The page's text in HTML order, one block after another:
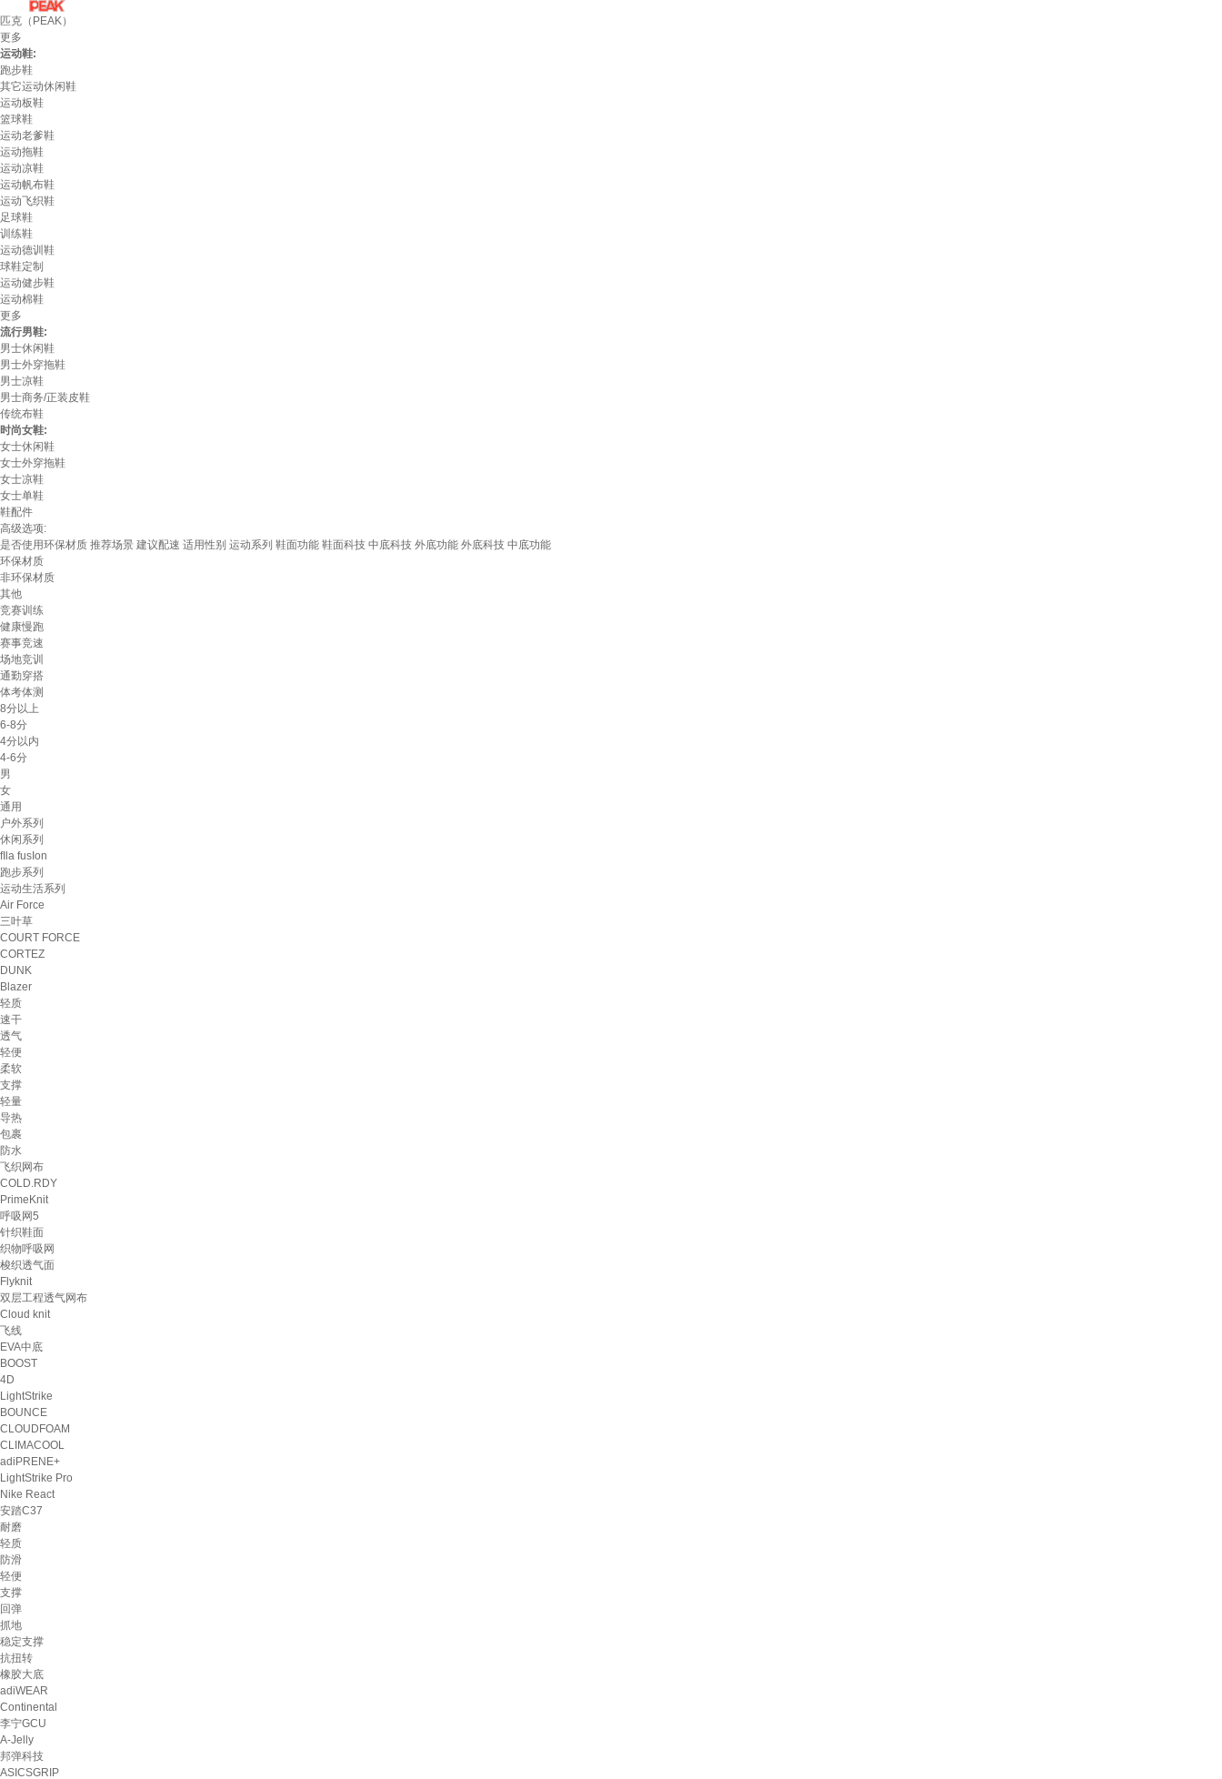
匹克（PEAK）
更多
运动鞋:
跑步鞋
其它运动休闲鞋
运动板鞋
篮球鞋
运动老爹鞋
运动拖鞋
运动凉鞋
运动帆布鞋
运动飞织鞋
足球鞋
训练鞋
运动德训鞋
球鞋定制
运动健步鞋
运动棉鞋
更多
流行男鞋:
男士休闲鞋
男士外穿拖鞋
男士凉鞋
男士商务/正装皮鞋
传统布鞋
时尚女鞋:
女士休闲鞋
女士外穿拖鞋
女士凉鞋
女士单鞋
鞋配件
高级选项:
是否使用环保材质 推荐场景 建议配速 适用性别 运动系列 鞋面功能 鞋面科技 中底科技 外底功能 外底科技 中底功能
环保材质
非环保材质
其他
竞赛训练
健康慢跑
赛事竞速
场地竞训
通勤穿搭
体考体测
8分以上
6-8分
4分以内
4-6分
男
女
通用
户外系列
休闲系列
fIla fusIon
跑步系列
运动生活系列
Air Force
三叶草
COURT FORCE
CORTEZ
DUNK
Blazer
轻质
速干
透气
轻便
柔软
支撑
轻量
导热
包裹
防水
飞织网布
COLD.RDY
PrimeKnit
呼吸网5
针织鞋面
织物呼吸网
梭织透气面
Flyknit
双层工程透气网布
Cloud knit
飞线
EVA中底
BOOST
4D
LightStrike
BOUNCE
CLOUDFOAM
CLIMACOOL
adiPRENE+
LightStrike Pro
Nike React
安踏C37
耐磨
轻质
防滑
轻便
支撑
回弹
抓地
稳定支撑
抗扭转
橡胶大底
adiWEAR
Continental
李宁GCU
A-Jelly
邦弹科技
ASICSGRIP